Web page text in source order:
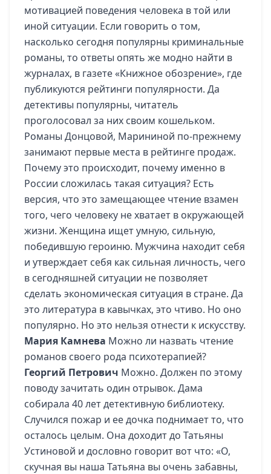
мотивацией поведения человека в той или
иной ситуации. Если говорить о том,
насколько сегодня популярны криминальные
романы, то ответы опять же модно найти в
журналах, в газете «Книжное обозрение», где
публикуются рейтинги популярности. Да
детективы популярны, читатель
проголосовал за них своим кошельком.
Романы Донцовой, Марининой по-прежнему
занимают первые места в рейтинге продаж.
Почему это происходит, почему именно в
России сложилась такая ситуация? Есть
версия, что это замещающее чтение взамен
того, чего человеку не хватает в окружающей
жизни. Женщина ищет умную, сильную,
победившую героиню. Мужчина находит себя
и утверждает себя как сильная личность, чего
в сегодняшней ситуации не позволяет
сделать экономическая ситуация в стране. Да
это литература в кавычках, это чтиво. Но оно
популярно. Но это нельзя отнести к искусству.
Мария Камнева Можно ли назвать чтение
романов своего рода психотерапией?
Георгий Петрович Можно. Должен по этому
поводу зачитать один отрывок. Дама
собирала 40 лет детективную библиотеку.
Случился пожар и ее дочка поднимает то, что
осталось целым. Она доходит до Татьяны
Устиновой и дословно говорит вот что: «О,
скучная вы наша Татьяна вы очень забавны,